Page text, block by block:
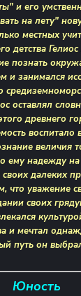
и его
на лету"
местных
детства
познать
и занимался
оставлял
древнего
воспитало
величия
ему надежду
своих далеких
что уважение
своих
и мечтал
путь он
Юность